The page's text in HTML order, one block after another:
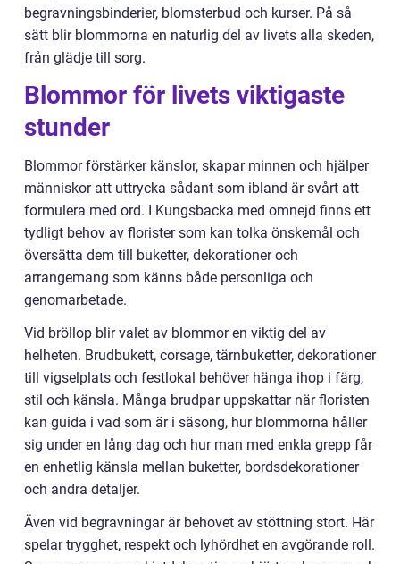
begravningsbinderier, blomsterbud och kurser. På så
sätt blir blommorna en naturlig del av livets alla skeden,
från glädje till sorg.
Blommor för livets viktigaste
stunder
Blommor förstärker känslor, skapar minnen och hjälper
människor att uttrycka sådant som ibland är svårt att
formulera med ord. I Kungsbacka med omnejd finns ett
tydligt behov av florister som kan tolka önskemål och
översätta dem till buketter, dekorationer och
arrangemang som känns både personliga och
genomarbetade.
Vid bröllop blir valet av blommor en viktig del av
helheten. Brudbukett, corsage, tärnbuketter, dekorationer
till vigselplats och festlokal behöver hänga ihop i färg,
stil och känsla. Många brudpar uppskattar när floristen
kan guida i vad som är i säsong, hur blommorna håller
sig under en lång dag och hur man med enkla grepp får
en enhetlig känsla mellan buketter, bordsdekorationer
och andra detaljer.
Även vid begravningar är behovet av stöttning stort. Här
spelar trygghet, respekt och lyhördhet en avgörande roll.